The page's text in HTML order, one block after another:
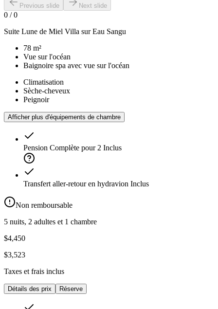
Previous slide Next slide
0 /0
Suite Lune de Miel Villa sur Eau Sangu
78 m²
Vue sur l'océan
Baignoire spa avec vue sur l'océan
Climatisation
Sèche-cheveux
Peignoir
Afficher plus d'équipements de chambre
Pension Complète pour 2 Inclus
Transfert aller-retour en hydravion Inclus
Non remboursable
5 nuits, 2 adultes et 1 chambre
$4,450
$3,523
Taxes et frais inclus
Détails des prix Réserve